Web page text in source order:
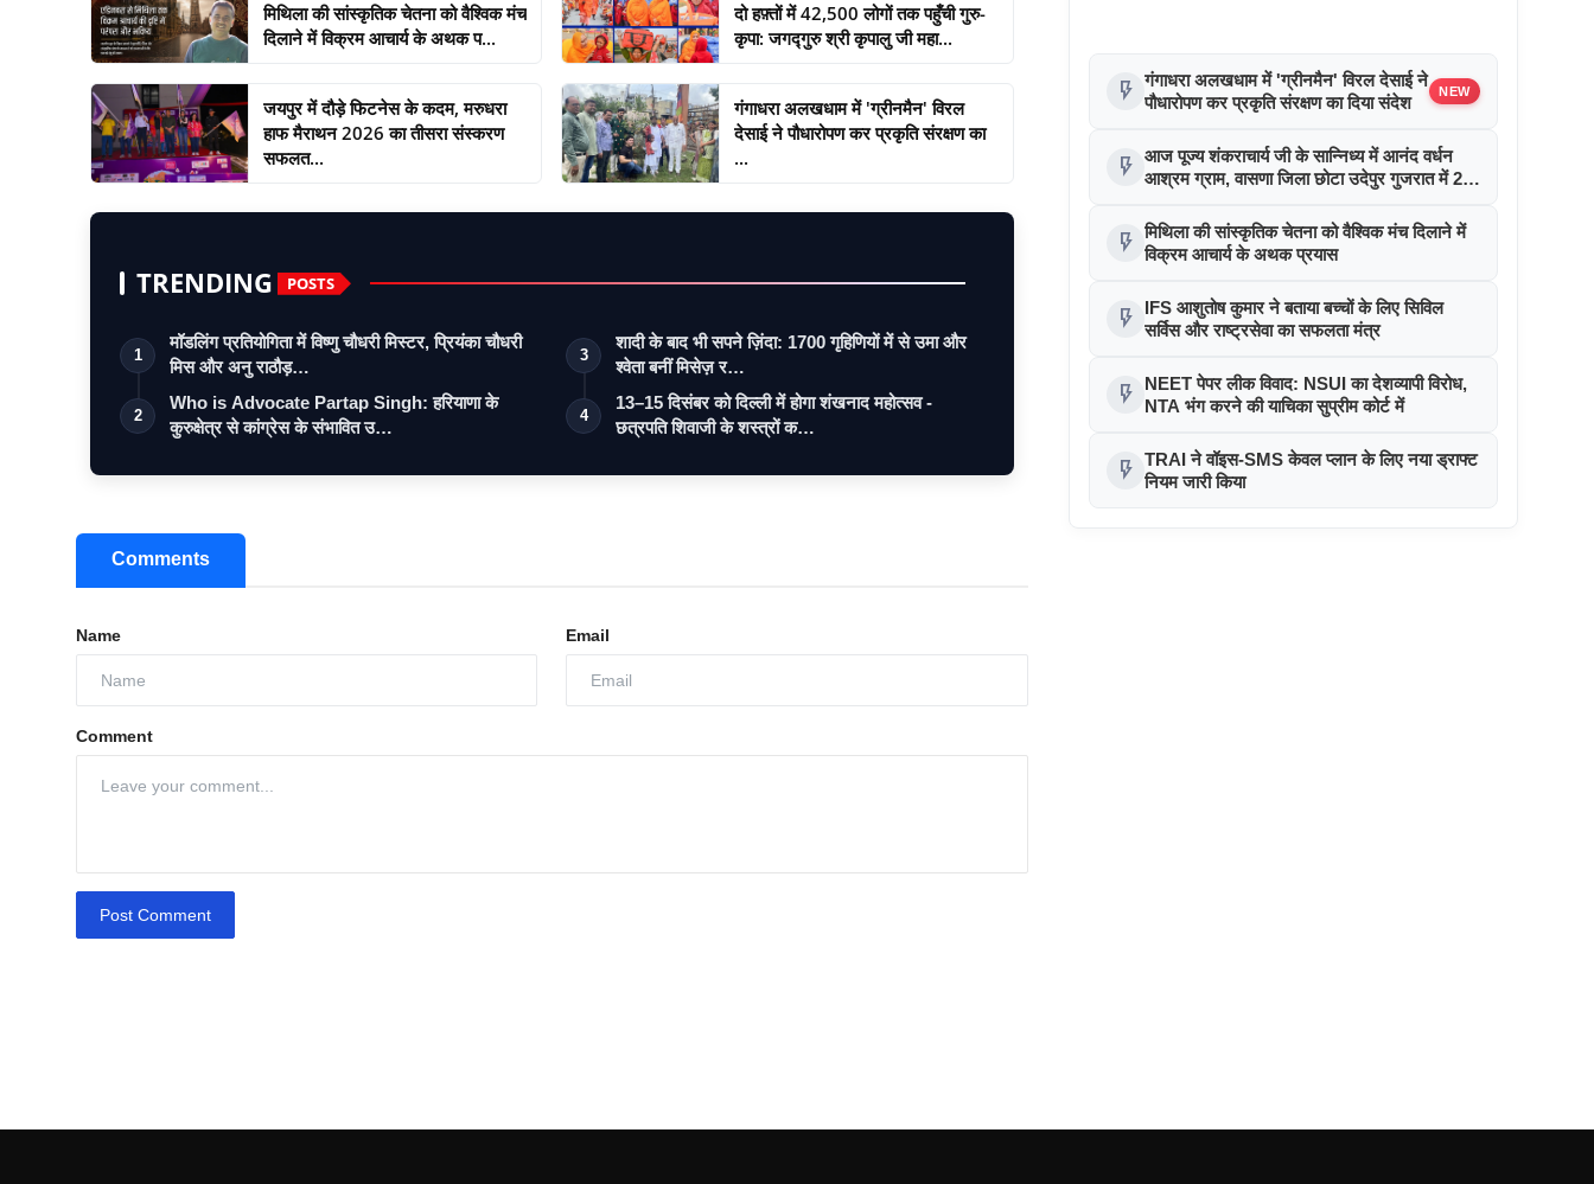
मिथिला की सांस्कृतिक चेतना को वैश्विक मंच
दिलाने में विक्रम आचार्य के अथक प...
दो हफ़्तों में 42,500 लोगों तक पहुँची गुरु-
कृपा: जगद्गुरु श्री कृपालु जी महा...
जयपुर में दौड़े फिटनेस के कदम, मरुधरा
हाफ मैराथन 2026 का तीसरा संस्करण
सफलत...
गंगाधरा अलखधाम में 'ग्रीनमैन' विरल
देसाई ने पौधारोपण कर प्रकृति संरक्षण का
...
TRENDING POSTS
1
मॉडलिंग प्रतियोगिता में विष्णु चौधरी मिस्टर, प्रियंका चौधरी
मिस और अनु राठौड़…
2
Who is Advocate Partap Singh: हरियाणा के
कुरुक्षेत्र से कांग्रेस के संभावित उ…
3
शादी के बाद भी सपने ज़िंदा: 1700 गृहिणियों में से उमा और
श्वेता बनीं मिसेज़ र…
4
13–15 दिसंबर को दिल्ली में होगा शंखनाद महोत्सव -
छत्रपति शिवाजी के शस्त्रों क…
Comments
Name Email
Comment
Post Comment
flash_on गंगाधरा अलखधाम में 'ग्रीनमैन' विरल देसाई ने
पौधारोपण कर प्रकृति संरक्षण का दिया संदेश
NEW
flash_on आज पूज्य शंकराचार्य जी के सान्निध्य में आनंद वर्धन
आश्रम ग्राम, वासणा जिला छोटा उदेपुर गुजरात में 25
flash_on मिथिला की सांस्कृतिक चेतना को वैश्विक मंच दिलाने में
विक्रम आचार्य के अथक प्रयास
flash_on
IFS आशुतोष कुमार ने बताया बच्चों के लिए सिविल
सर्विस और राष्ट्रसेवा का सफलता मंत्र
flash_on
NEET पेपर लीक विवाद: NSUI का देशव्यापी विरोध,
NTA भंग करने की याचिका सुप्रीम कोर्ट में
flash_on TRAI ने वॉइस-SMS केवल प्लान के लिए नया ड्राफ्ट
नियम जारी किया